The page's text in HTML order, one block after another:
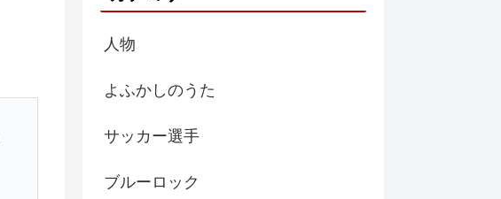
人物
よふかしのうた
サッカー選手
ブルーロック